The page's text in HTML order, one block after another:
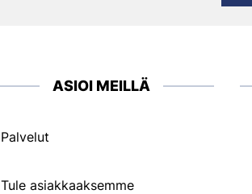
ASIOI MEILLÄ
Palvelut
Tule asiakkaaksemme